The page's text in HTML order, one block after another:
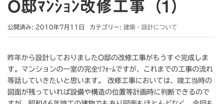
O邸ﾏﾝｼｮﾝ改修工事（1）
公開済み: 2010年7月11日 カテゴリー: 建築・設計について
昨年から設計しておりましたO邸の改修工事がもうすぐ完成しま
す。マンションの一室の完全ﾘﾌｫｰﾑですが、これまでの工事の流れ
等話していきたいと思います。 改修工事においては、竣工当時の
図面が残っていれば設備や構造の位置等計画時に判断できるので